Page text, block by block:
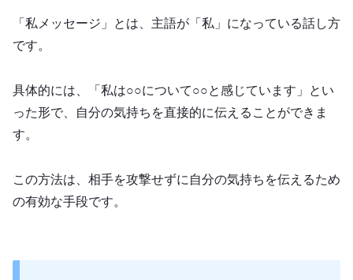
「私メッセージ」とは、主語が「私」になっている話し方
です。
具体的には、「私は○○について○○と感じています」とい
った形で、自分の気持ちを直接的に伝えることができま
す。
この方法は、相手を攻撃せずに自分の気持ちを伝えるため
の有効な手段です。